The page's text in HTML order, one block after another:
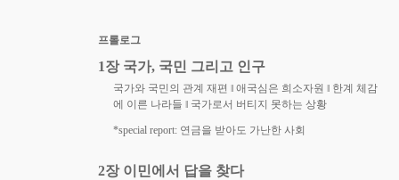
프롤로그
1장 국가, 국민 그리고 인구
국가와 국민의 관계 재편‖ 애국심은 희소자원‖ 한계 체감
에 이른 나라들 ‖ 국가로서 버티지 못하는 상황
*special report: 연금을 받아도 가난한 사회
2장 이민에서 답을 찾다